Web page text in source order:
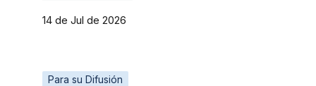
14 de Jul de 2026
Para su Difusión